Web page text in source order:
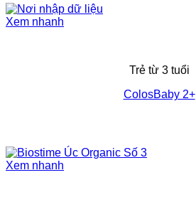
Xem nhanh
Trẻ từ 3 tuổi
ColosBaby 2+
Xem nhanh